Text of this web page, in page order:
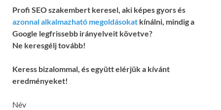
Profi SEO szakembert keresel, aki képes gyors és
azonnal alkalmazható megoldásokat kínálni, mindig a
Google legfrissebb irányelveit követve?
Ne keresgélj tovább!
Keress bizalommal, és együtt elérjük a kívánt
eredményeket!
Név